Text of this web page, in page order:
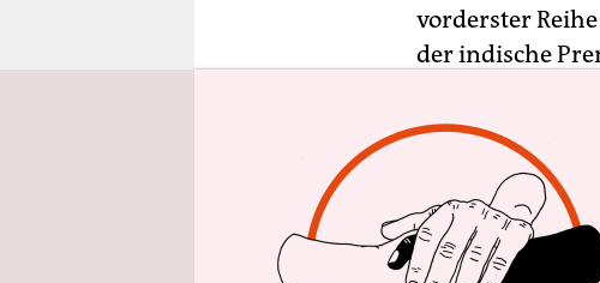
vorderster
der indische
Eiffelturm in
Bangkok,
In Dubai
Kopfstand der